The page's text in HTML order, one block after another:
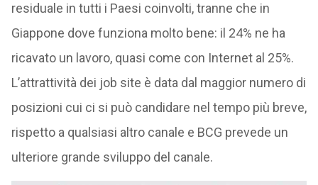
residuale in tutti i Paesi coinvolti, tranne che in
Giappone dove funziona molto bene: il 24% ne ha
ricavato un lavoro, quasi come con Internet al 25%.
L’attrattività dei job site è data dal maggior numero di
posizioni cui ci si può candidare nel tempo più breve,
rispetto a qualsiasi altro canale e BCG prevede un
ulteriore grande sviluppo del canale.